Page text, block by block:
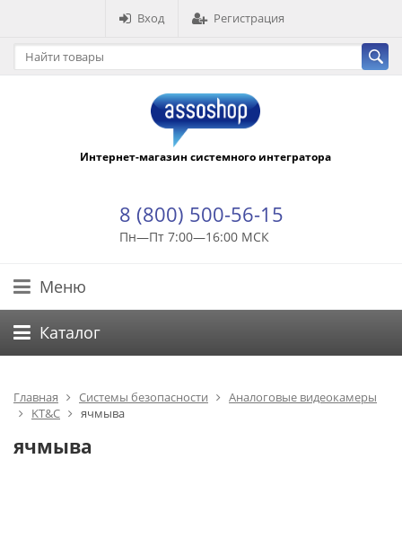
Вход Регистрация
Интернет-магазин системного интегратора
8 (800) 500-56-15
Пн—Пт 7:00—16:00 МСК
Меню
Каталог
Главная Системы безопасности
Аналоговые видеокамеры
KT&C
ячмыва
ячмыва